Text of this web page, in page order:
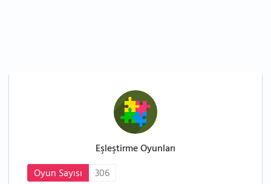
Eşleştirme Oyunları
Oyun Sayısı
306